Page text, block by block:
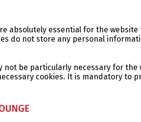
absolutely essential for the
do not store any personal
not be particularly necessary for
cookies. It is mandatory to